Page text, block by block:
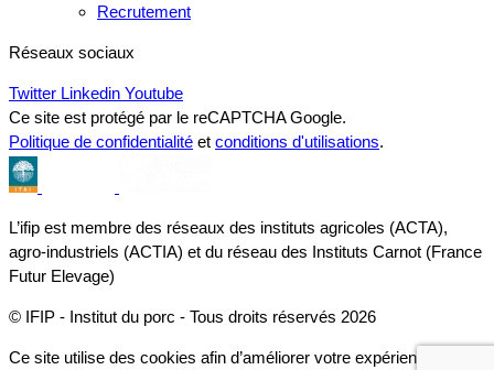
Recrutement
Réseaux sociaux
Twitter Linkedin Youtube
Ce site est protégé par le reCAPTCHA Google.
Politique de confidentialité et conditions d'utilisations.
L’ifip est membre des réseaux des instituts agricoles (ACTA),
agro-industriels (ACTIA) et du réseau des Instituts Carnot (France
Futur Elevage)
© IFIP - Institut du porc - Tous droits réservés 2026
Ce site utilise des cookies afin d’améliorer votre expérience